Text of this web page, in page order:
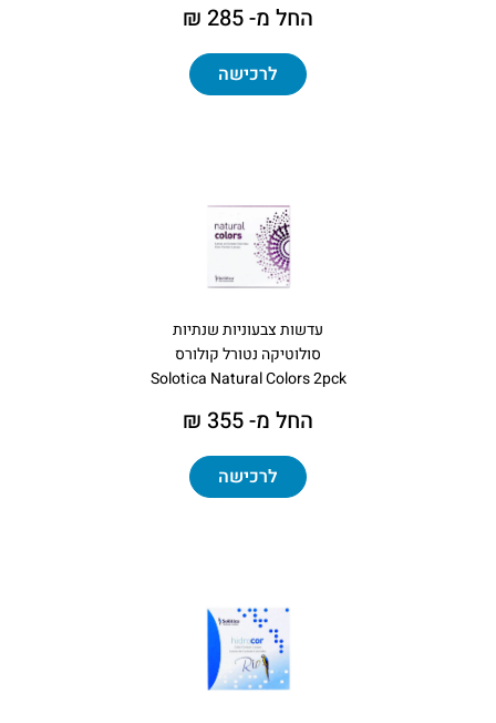
החל מ- 285 ₪
לרכישה
עדשות צבעוניות שנתיות
סולוטיקה נטורל קולורס
Solotica Natural Colors 2pck
החל מ- 355 ₪
לרכישה